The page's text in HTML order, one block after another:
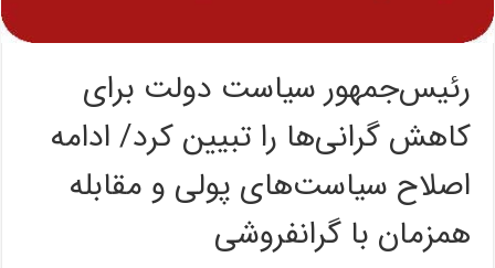
رئیس‌جمهور سیاست دولت برای
کاهش گرانی‌ها را تبیین کرد/ ادامه
اصلاح سیاست‌های پولی و مقابله
همزمان با گرانفروشی